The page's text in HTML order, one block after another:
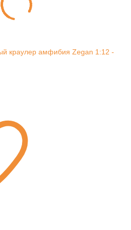
краулер амфибия Zegan 1:12 -